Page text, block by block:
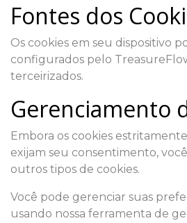
Fontes dos
Os cookies em seu dispositivo
configurados pelo
terceirizados.
Gerenciamento
Embora os cookies
exijam seu consentimento,
outros tipos de cookies.
Você pode gerenciar suas
usando nossa ferramenta de